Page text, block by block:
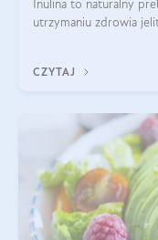
Inulina to naturalny
utrzymaniu zdrowia
CZYTAJ